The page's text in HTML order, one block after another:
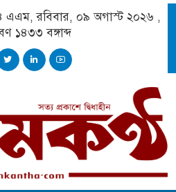
এএম, রবিবার, ০৯ অগাস্ট ২০২৬ ,
১৪৩৩ বঙ্গাব্দ